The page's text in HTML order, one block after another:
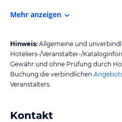
Mehr anzeigen
Hinweis: Allgemeine und
Hoteliers-/Veranstalter-/
Gewähr und ohne Prüfung durch
Buchung die verbindlichen
Veranstalters.
Kontakt